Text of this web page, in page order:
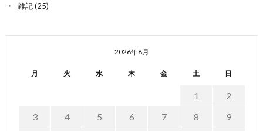
雑記(25)
2026年8月
月 火 水 木 金 土 日
1
2
3
4 5 6 7 8
9